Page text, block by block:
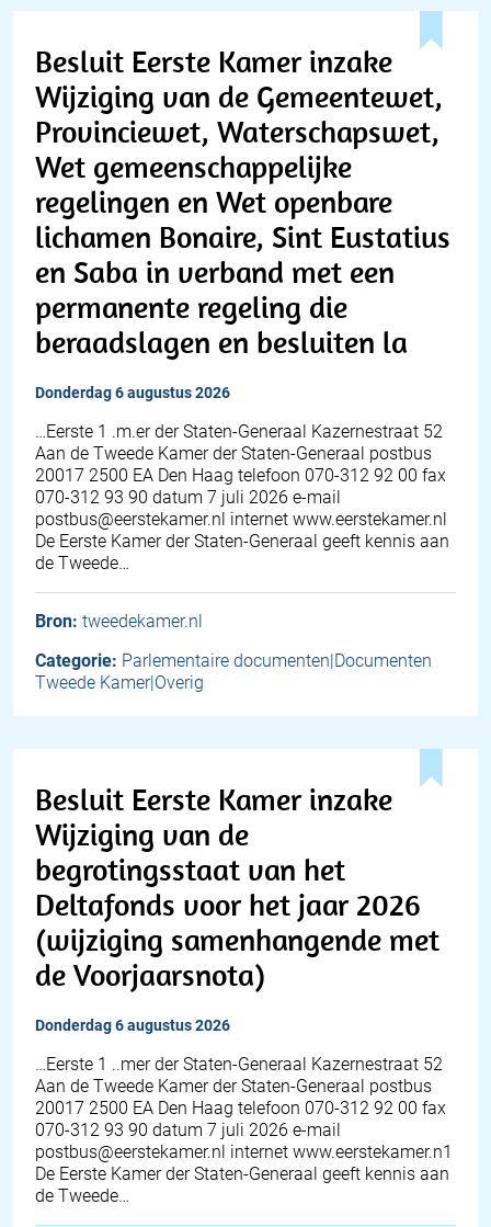
Besluit Eerste Kamer inzake
Wijziging van de Gemeentewet,
Provinciewet, Waterschapswet,
Wet gemeenschappelijke
regelingen en Wet openbare
lichamen Bonaire, Sint Eustatius
en Saba in verband met een
permanente regeling die
beraadslagen en besluiten la
donderdag 6 augustus 2026
…Eerste 1 .m.er der Staten-Generaal Kazernestraat 52
Aan de Tweede Kamer der Staten-Generaal postbus
20017 2500 EA Den Haag telefoon 070-312 92 00 fax
070-312 93 90 datum 7 juli 2026 e-mail
postbus@eerstekamer.nl internet www.eerstekamer.nl
De Eerste Kamer der Staten-Generaal geeft kennis aan
de Tweede…
Bron: tweedekamer.nl
Categorie: Parlementaire documenten|Documenten
Tweede Kamer|Overig
Besluit Eerste Kamer inzake
Wijziging van de
begrotingsstaat van het
Deltafonds voor het jaar 2026
(wijziging samenhangende met
de Voorjaarsnota)
donderdag 6 augustus 2026
…Eerste 1 ..mer der Staten-Generaal Kazernestraat 52
Aan de Tweede Kamer der Staten-Generaal postbus
20017 2500 EA Den Haag telefoon 070-312 92 00 fax
070-312 93 90 datum 7 juli 2026 e-mail
postbus@eerstekamer.nl internet www.eerstekamer.n1
De Eerste Kamer der Staten-Generaal geeft kennis aan
de Tweede…